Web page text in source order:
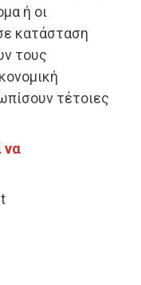
ή οι
κατάσταση
τους
τέτοιες
να